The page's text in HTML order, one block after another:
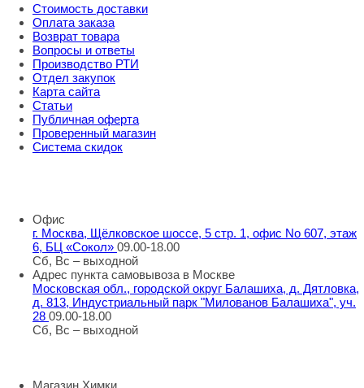
Стоимость доставки
Оплата заказа
Возврат товара
Вопросы и ответы
Производство РТИ
Отдел закупок
Карта сайта
Статьи
Публичная оферта
Проверенный магазин
Система скидок
Офис
г. Москва, Щёлковское шоссе, 5 стр. 1, офис No 607, этаж
6, БЦ «Сокол» 09.00-18.00
Сб, Вс – выходной
Адрес пункта самовывоза в Москве
Московская обл., городской округ Балашиха, д. Дятловка,
д. 813, Индустриальный парк "Милованов Балашиха", уч.
28 09.00-18.00
Сб, Вс – выходной
Магазин Химки